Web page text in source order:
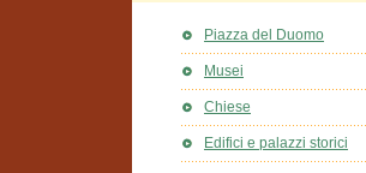
Piazza del Duomo
Musei
Chiese
Edifici e palazzi storici